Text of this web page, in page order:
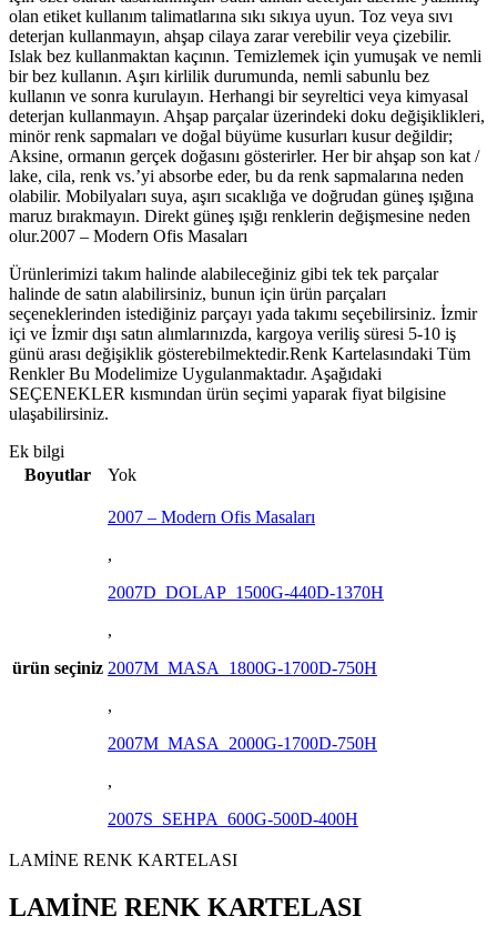
olan etiket kullanım talimatlarına sıkı sıkıya uyun. Toz veya sıvı
deterjan kullanmayın, ahşap cilaya zarar verebilir veya çizebilir.
Islak bez kullanmaktan kaçının. Temizlemek için yumuşak ve nemli
bir bez kullanın. Aşırı kirlilik durumunda, nemli sabunlu bez
kullanın ve sonra kurulayın. Herhangi bir seyreltici veya kimyasal
deterjan kullanmayın. Ahşap parçalar üzerindeki doku değişiklikleri,
minör renk sapmaları ve doğal büyüme kusurları kusur değildir;
Aksine, ormanın gerçek doğasını gösterirler. Her bir ahşap son kat /
lake, cila, renk vs.’yi absorbe eder, bu da renk sapmalarına neden
olabilir. Mobilyaları suya, aşırı sıcaklığa ve doğrudan güneş ışığına
maruz bırakmayın. Direkt güneş ışığı renklerin değişmesine neden
olur.2007 – Modern Ofis Masaları
Ürünlerimizi takım halinde alabileceğiniz gibi tek tek parçalar
halinde de satın alabilirsiniz, bunun için ürün parçaları
seçeneklerinden istediğiniz parçayı yada takımı seçebilirsiniz. İzmir
içi ve İzmir dışı satın alımlarınızda, kargoya veriliş süresi 5-10 iş
günü arası değişiklik gösterebilmektedir.Renk Kartelasındaki Tüm
Renkler Bu Modelimize Uygulanmaktadır. Aşağıdaki
SEÇENEKLER kısmından ürün seçimi yaparak fiyat bilgisine
ulaşabilirsiniz.
Ek bilgi
Boyutlar
Yok
ürün seçiniz
2007 – Modern Ofis Masaları
,
2007D_DOLAP_1500G-440D-1370H
,
2007M_MASA_1800G-1700D-750H
,
2007M_MASA_2000G-1700D-750H
,
2007S_SEHPA_600G-500D-400H
LAMİNE RENK KARTELASI
LAMİNE RENK KARTELASI